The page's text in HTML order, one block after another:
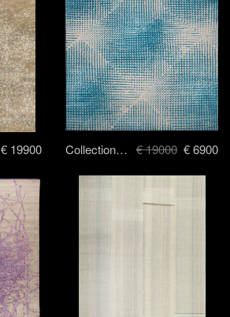
€ 19900 Collection 54-16 - 250 x 300 cm € 19000 € 6900